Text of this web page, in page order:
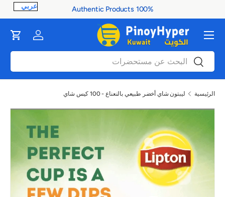
100% Authentic Products
بحث بحث
Log in
Cart القائمة
الرئيسية ليبتون شاي أخضر طبيعي بالنعناع - 100 كيس شاي
صورة 1 متاح الآن في عرض المعرض